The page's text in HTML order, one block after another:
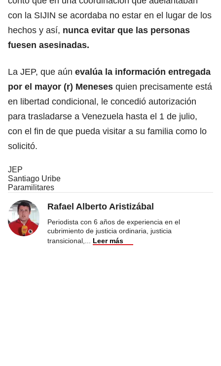
con la SIJIN se acordaba no estar en el lugar de los
hechos y así, nunca evitar que las personas
fuesen asesinadas.
La JEP, que aún evalúa la información entregada
por el mayor (r) Meneses quien precisamente está
en libertad condicional, le concedió autorización
para trasladarse a Venezuela hasta el 1 de julio,
con el fin de que pueda visitar a su familia como lo
solicitó.
JEP
Santiago Uribe
Paramilitares
Rafael Alberto Aristizábal
Periodista con 6 años de experiencia en el
cubrimiento de justicia ordinaria, justicia
transicional,
Leer más